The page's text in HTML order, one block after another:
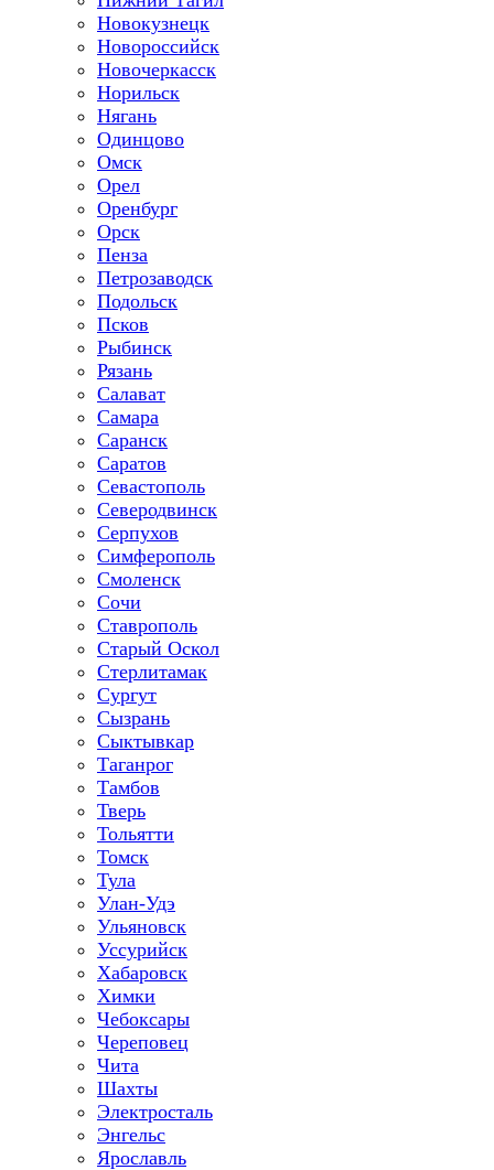
Новокузнецк
Новороссийск
Новочеркасск
Норильск
Нягань
Одинцово
Омск
Орел
Оренбург
Орск
Пенза
Петрозаводск
Подольск
Псков
Рыбинск
Рязань
Салават
Самара
Саранск
Саратов
Севастополь
Северодвинск
Серпухов
Симферополь
Смоленск
Сочи
Ставрополь
Старый Оскол
Стерлитамак
Сургут
Сызрань
Сыктывкар
Таганрог
Тамбов
Тверь
Тольятти
Томск
Тула
Улан-Удэ
Ульяновск
Уссурийск
Хабаровск
Химки
Чебоксары
Череповец
Чита
Шахты
Электросталь
Энгельс
Ярославль